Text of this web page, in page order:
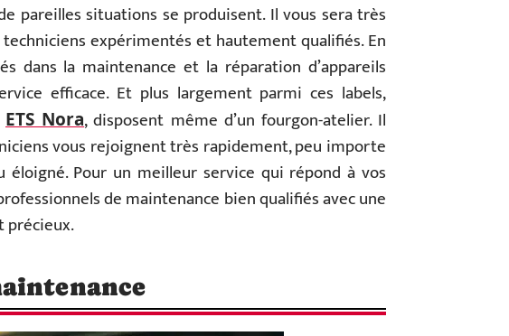
pareilles situations se produisent. Il vous sera très
expérimentés et hautement qualifiés. En
dans la maintenance et la réparation d’appareils
efficace. Et plus largement parmi ces labels,
ETS Nora, disposent même d’un fourgon-atelier. Il
vous rejoignent très rapidement, peu importe
Pour un meilleur service qui répond à vos
de maintenance bien qualifiés avec une
précieux.